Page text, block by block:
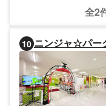
全2
10 ニンジャ☆パー